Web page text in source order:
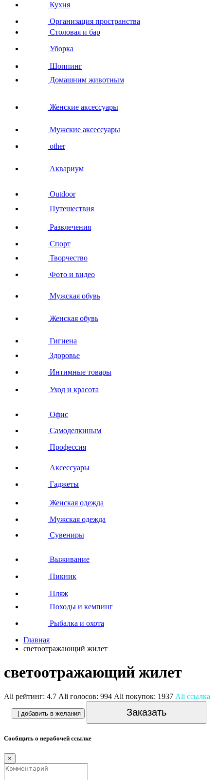
Кухня
Организация пространства
Столовая и бар
Уборка
Шоппинг
Домашним животным
Женские аксессуары
Мужские аксессуары
other
Аквариум
Outdoor
Путешествия
Развлечения
Спорт
Творчество
Фото и видео
Мужская обувь
Женская обувь
Гигиена
Здоровье
Интимные товары
Уход и красота
Офис
Самоделкиным
Профессия
Аксессуары
Гаджеты
Женская одежда
Мужская одежда
Сувениры
Выживание
Пикник
Пляж
Походы и кемпинг
Рыбалка и охота
Главная
светоотражающий жилет
светоотражающий жилет
Ali рейтинг: 4.7 Ali голосов: 994 Ali покупок: 1937 Ali ссылка
| добавить в желания Заказать
Сообщить о нерабочей ссылке
×